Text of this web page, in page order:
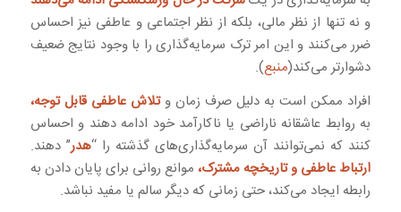
و نه تنها از نظر مالی، بلکه از نظر اجتماعی و عاطفی نیز احساس
ضرر می‌کنند و این امر ترک سرمایه‌گذاری را با وجود نتایج ضعیف
دشوارتر می‌کند(منبع).
افراد ممکن است به دلیل صرف زمان وتلاش عاطفی قابل توجه،
به روابط عاشقانه ناراضی یا ناکارآمد خود ادامه دهند و احساس
کنند که نمی‌توانند آن سرمایه‌گذاری‌های گذشته را “هدر” دهند.
ارتباط عاطفی و تاریخچه مشترک،موانع روانی برای پایان دادن به
رابطه ایجاد می‌کند، حتی زمانی که دیگر سالم یا مفید نباشد.